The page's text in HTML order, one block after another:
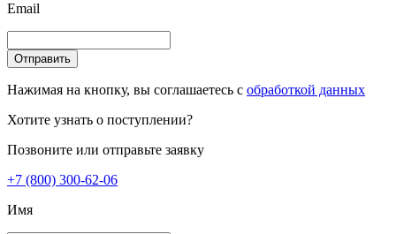
Email
Отправить
Нажимая на кнопку, вы соглашаетесь с обработкой данных
Хотите узнать о поступлении?
Позвоните или отправьте заявку
+7 (800) 300-62-06
Имя